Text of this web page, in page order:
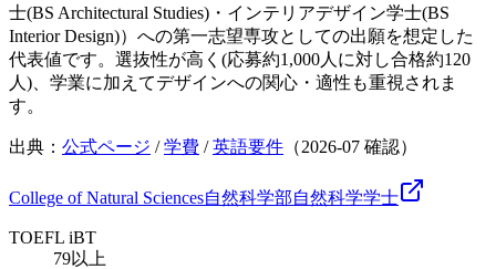
士(BS Architectural Studies)・インテリアデザイン学士(BS
Interior Design)）への第一志望専攻としての出願を想定した
代表値です。選抜性が高く(応募約1,000人に対し合格約120
人)、学業に加えてデザインへの関心・適性も重視されま
す。
出典： 公式ページ /学費 /英語要件 （2026-07 確認）
College of Natural Sciences自然科学部自然科学学士
TOEFL iBT
79以上